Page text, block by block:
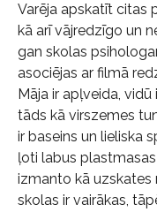
Varēja apskatīt citas
kā arī vājredzīgo un
gan skolas
asociējas ar filmā
Māja ir apļveida,
tāds kā virszemes
ir baseins un lieliska
ļoti labus
izmanto kā uzskates
skolas ir vairākas,